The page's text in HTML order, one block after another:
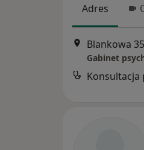
Adres
Blankowa
Konsultacja